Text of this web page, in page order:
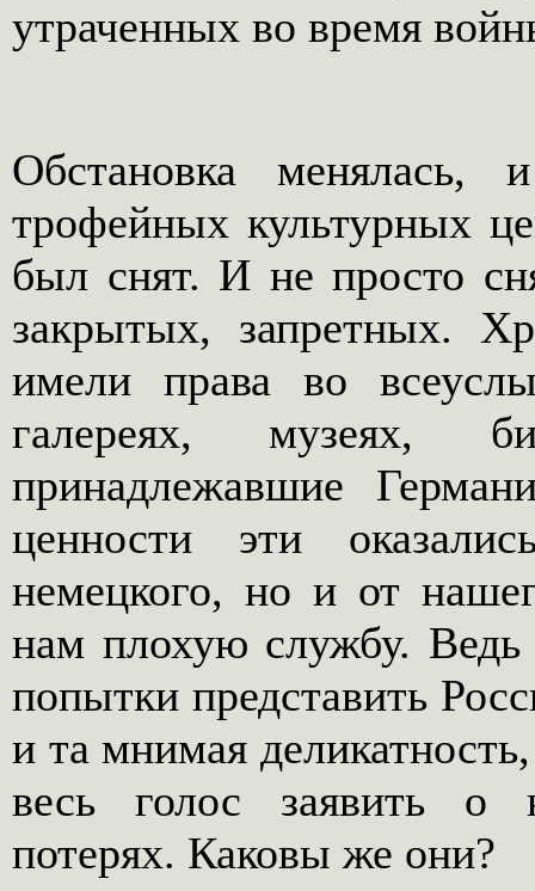
утраченных во время
Обстановка
трофейных культурных
был снят. И не просто
закрытых, запретных.
имели права во
галереях, музеях,
принадлежавшие
ценности эти
немецкого, но и от
нам плохую службу.
попытки представить
и та мнимая
весь голос заявить о
потерях. Каковы же они?